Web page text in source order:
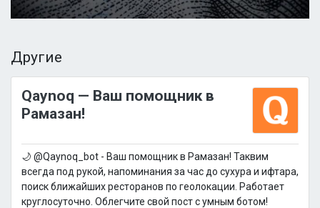
Другие
Qaynoq — Ваш помощник в
Рамазан!
🌙 @Qaynoq_bot - Ваш помощник в Рамазан! Таквим
всегда под рукой, напоминания за час до сухура и ифтара,
поиск ближайших ресторанов по геолокации. Работает
круглосуточно. Облегчите свой пост с умным ботом!